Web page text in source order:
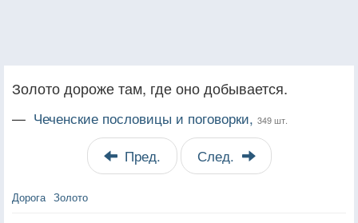
Золото дороже там, где оно добывается.
— Чеченские пословицы и поговорки, 349 шт.
Пред. След.
Дорога Золото